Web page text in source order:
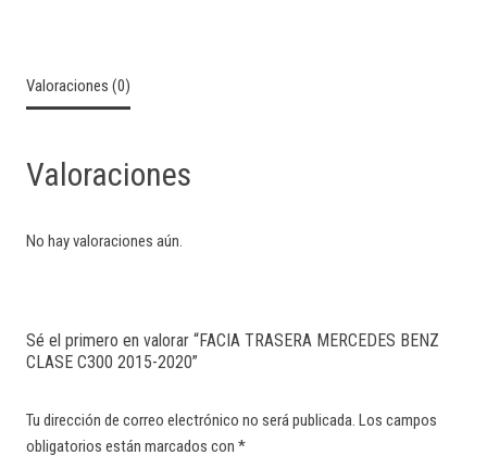
Valoraciones (0)
Valoraciones
No hay valoraciones aún.
Sé el primero en valorar “FACIA TRASERA MERCEDES BENZ
CLASE C300 2015-2020”
Tu dirección de correo electrónico no será publicada. Los campos
obligatorios están marcados con *